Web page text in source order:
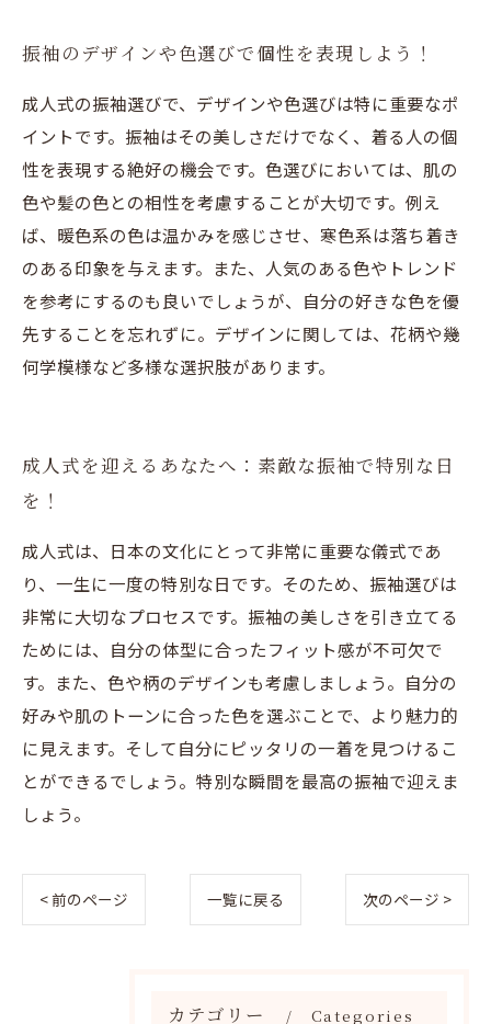
振袖のデザインや色選びで個性を表現しよう！
成人式の振袖選びで、デザインや色選びは特に重要なポ
イントです。振袖はその美しさだけでなく、着る人の個
性を表現する絶好の機会です。色選びにおいては、肌の
色や髪の色との相性を考慮することが大切です。例え
ば、暖色系の色は温かみを感じさせ、寒色系は落ち着き
のある印象を与えます。また、人気のある色やトレンド
を参考にするのも良いでしょうが、自分の好きな色を優
先することを忘れずに。デザインに関しては、花柄や幾
何学模様など多様な選択肢があります。
成人式を迎えるあなたへ：素敵な振袖で特別な日
を！
成人式は、日本の文化にとって非常に重要な儀式であ
り、一生に一度の特別な日です。そのため、振袖選びは
非常に大切なプロセスです。振袖の美しさを引き立てる
ためには、自分の体型に合ったフィット感が不可欠で
す。また、色や柄のデザインも考慮しましょう。自分の
好みや肌のトーンに合った色を選ぶことで、より魅力的
に見えます。そして自分にピッタリの一着を見つけるこ
とができるでしょう。特別な瞬間を最高の振袖で迎えま
しょう。
< 前のページ 一覧に戻る 次のページ >
カテゴリー Categories